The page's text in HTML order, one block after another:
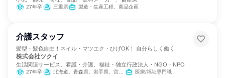
27年卒 三重県 製造・生産工程、商品企画
介護スタッフ
髪型・髪色自由！ネイル・マツエク・ひげOK！ 自分らしく働く
株式会社ツクイ
生活関連サービス、看護・介護、福祉・独立行政法人・NGO・NPO
27年卒 北海道、青森県、岩手県、宮城県、秋田県、山形県、福島県、茨城県、栃木県、群馬県、埼玉県、千葉県、東京都、神奈川県、新潟県、富山県、石川県、福井県、山梨県、長野県、岐阜県、静岡県、愛知県、三重県、滋賀県、京都府、大阪府、兵庫県、奈良県、和歌山県、鳥取県、島根県、岡山県、広島県、山口県、徳島県、香川県、愛媛県、高知県、福岡県、佐賀県、長崎県、熊本県、大分県、宮崎県、鹿児島県、沖縄県 医療/福祉専門職